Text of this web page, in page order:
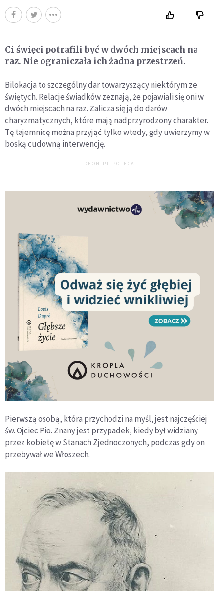
Ci święci potrafili być w dwóch miejscach na
raz. Nie ograniczała ich żadna przestrzeń.
Bilokacja to szczególny dar towarzyszący niektórym ze
świętych. Relacje świadków zeznają, że pojawiali się oni w
dwóch miejscach na raz. Zalicza się ją do darów
charyzmatycznych, które mają nadprzyrodzony charakter.
Tę tajemnicę można przyjąć tylko wtedy, gdy uwierzymy w
boską cudowną interwencję.
DEON.PL POLECA
Pierwszą osobą, która przychodzi na myśl, jest najczęściej
św. Ojciec Pio. Znany jest przypadek, kiedy był widziany
przez kobietę w Stanach Zjednoczonych, podczas gdy on
przebywał we Włoszech.